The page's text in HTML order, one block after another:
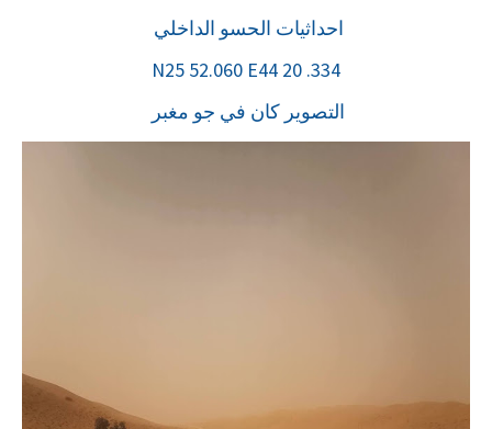
احداثيات الحسو الداخلي
N25 52.060 E44 20 .334
التصوير كان في جو مغبر